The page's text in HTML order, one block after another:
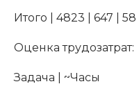
Итого | 4823 | 647 | 58
Оценка трудозатрат:
Задача | ~Часы